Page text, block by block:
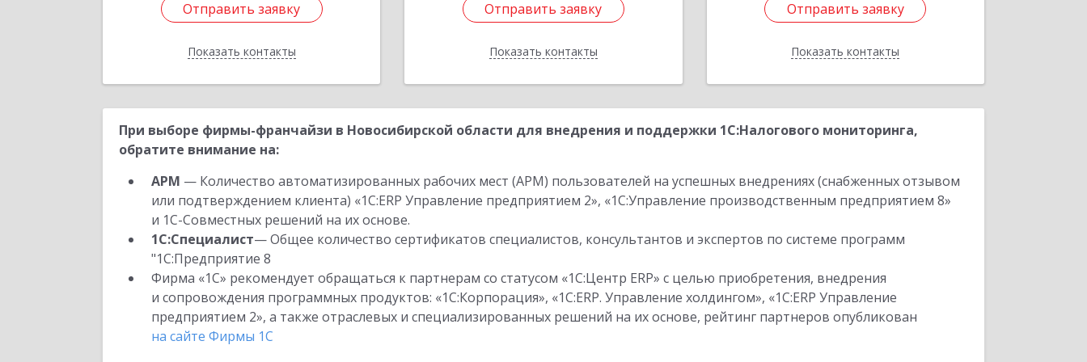
Отправить заявку
Показать контакты
Отправить заявку
Назад
Отправить заявку
Показать контакты
Отправить заявку
Назад
Отправить заявку
Показать контакты
Отправить заявку
Назад
При выборе фирмы-франчайзи в Новосибирской области для внедрения и поддержки 1С:Налогового мониторинга,
обратите внимание на:
АРМ — Количество автоматизированных рабочих мест (АРМ) пользователей на успешных внедрениях (снабженных отзывом
или подтверждением клиента) «1С:ERP Управление предприятием 2», «1С:Управление производственным предприятием 8»
и 1С-Совместных решений на их основе.
1С:Специалист— Общее количество сертификатов специалистов, консультантов и экспертов по системе программ
"1С:Предприятие 8
Фирма «1С» рекомендует обращаться к партнерам со статусом «1С:Центр ERP» с целью приобретения, внедрения
и сопровождения программных продуктов: «1С:Корпорация», «1С:ERP. Управление холдингом», «1С:ERP Управление
предприятием 2», а также отраслевых и специализированных решений на их основе, рейтинг партнеров опубликован
на сайте Фирмы 1С